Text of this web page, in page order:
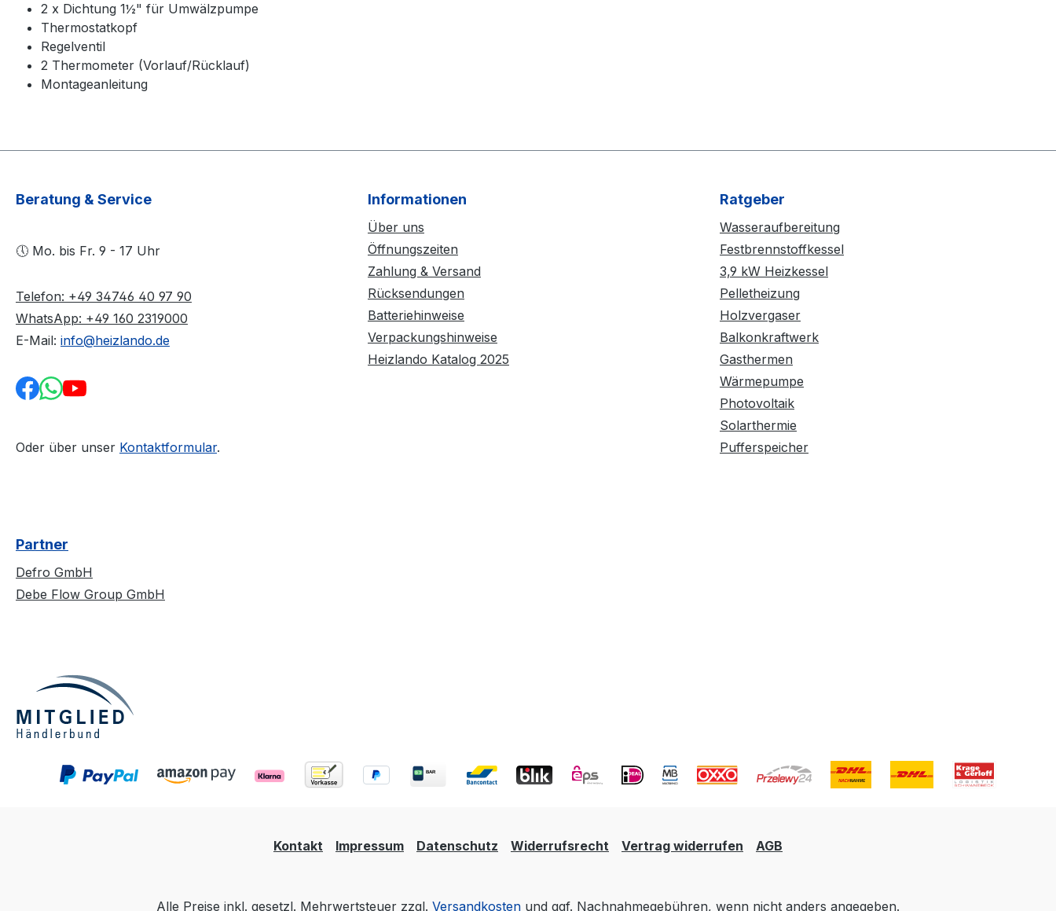
2 x Dichtung 1½" für Umwälzpumpe
Thermostatkopf
Regelventil
2 Thermometer (Vorlauf/Rücklauf)
Montageanleitung
Beratung & Service
🕔 Mo. bis Fr. 9 - 17 Uhr
Telefon: +49 34746 40 97 90
WhatsApp: +49 160 2319000
E-Mail: info@heizlando.de
Oder über unser Kontaktformular.
Informationen
Über uns
Öffnungszeiten
Zahlung & Versand
Rücksendungen
Batteriehinweise
Verpackungshinweise
Heizlando Katalog 2025
Ratgeber
Wasseraufbereitung
Festbrennstoffkessel
3,9 kW Heizkessel
Pelletheizung
Holzvergaser
Balkonkraftwerk
Gasthermen
Wärmepumpe
Photovoltaik
Solarthermie
Pufferspeicher
Partner
Defro GmbH
Debe Flow Group GmbH
Kontakt Impressum Datenschutz Widerrufsrecht Vertrag widerrufen AGB
Alle Preise inkl. gesetzl. Mehrwertsteuer zzgl. Versandkosten und ggf. Nachnahmegebühren, wenn nicht anders angegeben.